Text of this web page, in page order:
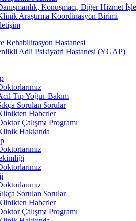
Konuşmacı, Diğer Hizmet
Araştırma Koordinasyon Birimi
Rehabilitasyon Hastanesi
Adli Psikiyatri Hastanesi (YGAP)
Tıp Yoğun Bakım
Sorulan Sorular
Haberler
Çalışma Programı
Hakkında
Sorulan Sorular
Haberler
Çalışma Programı